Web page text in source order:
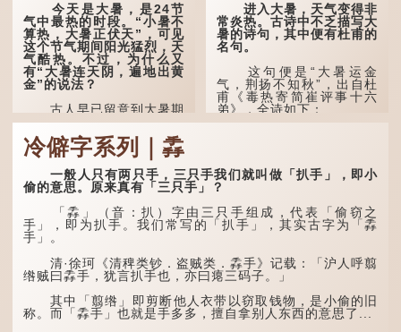
今天是大暑，是24节
气中最热的时段。“小暑不
算热，大暑正伏天”，可见
这个节气期间阳光猛烈，天
气酷热。不过，为什么又
有“大暑连天阴，遍地出黄
金”的说法？
古人早已留意到大暑期
间的气候规律。 《逸周书·
时训解》记载：「大暑之
日，腐草化为萤。又五日，
土润溽暑。又五日，大雨时
行。」意思是说，大暑时节
萤火虫出生，土地湿热，常
有大雨出现。
这段时期的雨水，对农
作物尤其重要。三伏天酷热
难耐，农作物不能缺水。若
连续几天降雨，泥土得以湿
润；雨过天晴后，烈日高
照...
进入大暑，天气变得非
常炎热。古诗中不乏描写大
暑的诗句，其中便有杜甫的
名句。
这句便是“大暑运金
气，荆扬不知秋”，出自杜
甫《毒热寄简崔评事十六
弟》，全诗如下：
林下有塌翼，水中无行
舟。
五行当中“金”对应秋
季，代表凉爽肃杀之
气。“运”是“运行”，描写大
转。
“荆扬”指荆州（湖北）
和扬州（江苏），泛指长江
中下游地区，“...
冷僻字系列｜掱
一般人只有两只手，三只手我们就叫做「扒手」，即小
偷的意思。原来真有「三只手」？
「掱」（音：扒）字由三只手组成，代表「偷窃之
手」，即为扒手。我们常写的「扒手」，其实古字为「掱
手」。
清·徐珂《清稗类钞．盗贼类．掱手》记载：「沪人呼翦
绺贼曰掱手，犹言扒手也，亦曰瘪三码子。」
其中「翦绺」即剪断他人衣带以窃取钱物，是小偷的旧
称。而「掱手」也就是手多多，擅自拿别人东西的意思了...